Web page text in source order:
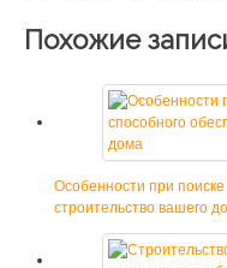
Похожие
Особенности при
строительство вашего